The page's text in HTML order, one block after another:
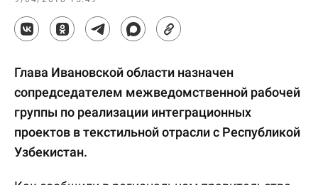
Глава Ивановской области назначен
сопредседателем межведомственной рабочей
группы по реализации интеграционных
проектов в текстильной отрасли с Республикой
Узбекистан.